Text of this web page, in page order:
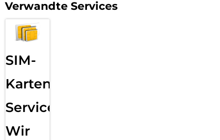
Verwandte Services
SIM-
Karten
Service:
Wir